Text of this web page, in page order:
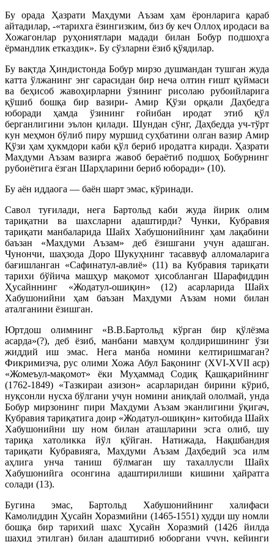
Бу орада Ҳазрати Махдуми Аъзам ҳам ёронларига қараб
айтадилар, -«тарихга ёзингизким, биз бу кеч Оллоҳ иродаси ва
Хожагонлар руҳониятлари мадади билан Бобур подшоҳга
ёрмандлик етказдик». Бу сўзларни ёзиб қўядилар.
Бу вақтда Ҳиндистонда Бобур мирзо душмандан тушган жуда
катта ўлжанинг энг сарасидан бир неча олтин ғишт қуймаси
ва беҳисоб жавоҳирларни ўзининг рисолаю рубоийларига
қўшиб бошқа бир вазири- Амир Қўзи орқали Даҳбедга
юборади ҳамда ўзининг ғойибан иродат этиб қўл
берганлигини эълон қилади. Шундан сўнг, Даҳбедда уч-тўрт
кун меҳмон бўлиб пиру муршид суҳбатини олган вазир Амир
Қўзи ҳам ҳукмдори каби қўл бериб иродатга киради. Ҳазрати
Махдуми Аъзам вазирга жавоб бераётиб подшоҳ Бобурнинг
рубоиётига ёзган Шарҳларини бериб юборади» (10).
Бу аён иддаога — баён шарт эмас, кўринади.
Савол туғилади, нега Бартольд каби жуда йирик олим
тариқатни ва шахсларни адаштирди? Чунки, Кубравия
тариқати манбаларида Шайх Хабушонийнинг ҳам лақабини
баъзан «Махдуми Аъзам» деб ёзишгани учун адашган.
Чунончи, шаҳзода Доро Шукуҳнинг тасаввуф алломаларига
бағишланган «Сафинатул-авлиё» (11) ва Кубравия тариқати
тарихи бўйича машҳур мақомот ҳисобланган Шарафиддин
Ҳусайннинг «Жодатул-ошиқин» (12) асарларида Шайх
Хабушонийни ҳам баъзан Махдуми Аъзам номи билан
аталганини ёзишган.
Юртдош олимнинг «В.В.Бартольд кўрган бир қўлёзма
асарда»(?), деб ёзиб, манбани мавҳум қолдиришининг ўзи
жиддий иш эмас. Нега манба номини келтиришмаган?
Фикримизча, рус олими Хожа Абул Бақонинг (XVI-XVII аср)
«Жомеъул-мақомот» ёки Муҳаммад Содиқ Қашқарийнинг
(1762-1849) «Тазкираи азизон» асарларидан бирини кўриб,
нуқсонли нусха бўлгани учун номини аниқлай ололмай, унда
Бобур мирзонинг пири Махдуми Аъзам эканлигини ўқигач,
Кубравия тариқатига доир «Жодатул-ошиқин» китобида Шайх
Хабушонийни шу ном билан аташларини эсга олиб, шу
тариқа хатоликка йўл қўйган. Натижада, Нақшбандия
тариқати Кубравияга, Махдуми Аъзам Даҳбедий эса илм
аҳлига унча таниш бўлмаган шу тахаллусли Шайх
Хабушонийга осонгина адаштирилиши кишини ҳайратга
солади (13).
Бугина эмас, Бартольд Хабушонийнинг халифаси
Камолиддин Ҳусайн Хоразмийни (1465-1551) худди шу номли
бошқа бир тарихий шахс Ҳусайн Хоразмий (1426 йилда
шаҳид этилган) билан адаштириб юборгани учун, кейинги